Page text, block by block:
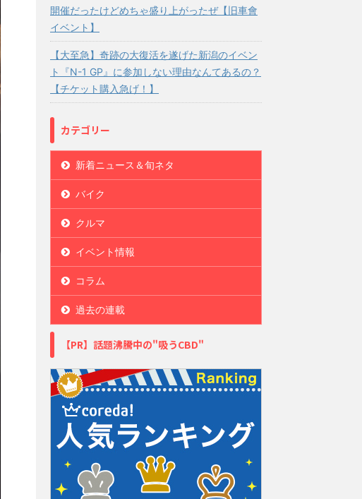
開催だったけどめちゃ盛り上がったぜ【旧車會
イベント】
【大至急】奇跡の大復活を遂げた新潟のイベン
ト『N-1 GP』に参加しない理由なんてあるの？
【チケット購入急げ！】
カテゴリー
新着ニュース＆旬ネタ
バイク
クルマ
イベント情報
コラム
過去の連載
【PR】話題沸騰中の"吸うCBD"